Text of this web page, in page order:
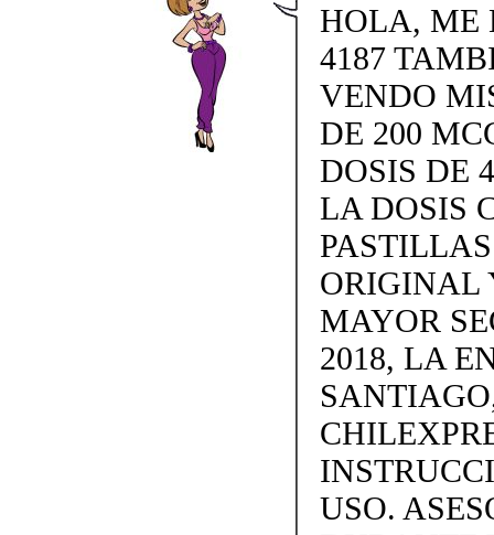
HOLA, ME
4187
VENDO
DE 200
DOSIS DE
LA DOSIS
ORIGINAL
MAYOR
2018, LA
USO.